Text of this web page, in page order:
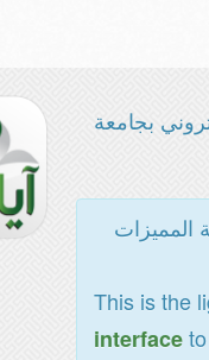
بجامعة
المميزات
This is the
interfaceto